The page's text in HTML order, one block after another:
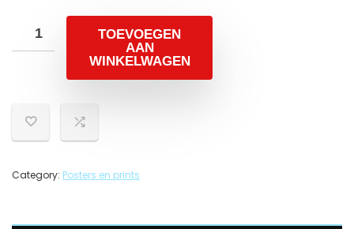
TOEVOEGEN
AAN
WINKELWAGEN
Category: Posters en prints